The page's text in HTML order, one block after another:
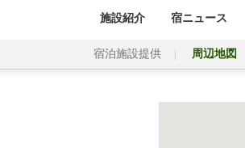
施設紹介 宿ニュース
宿泊施設提供 周辺地図